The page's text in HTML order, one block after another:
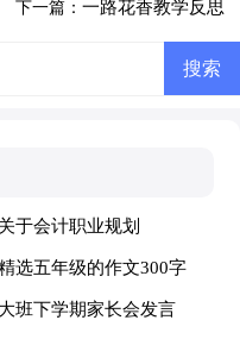
下一篇： 一路花香教学反思
关于会计职业规划
选五年级的作文300字
集合8篇
大班下学期家长会发言